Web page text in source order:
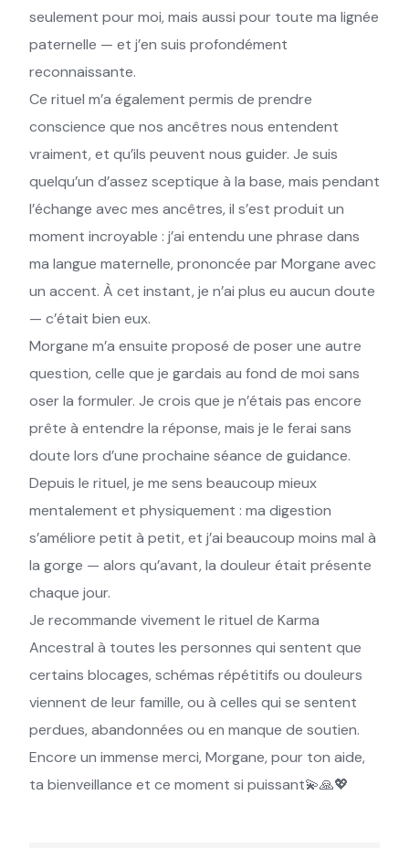
seulement pour moi, mais aussi pour toute ma lignée
paternelle — et j’en suis profondément
reconnaissante.
Ce rituel m’a également permis de prendre
conscience que nos ancêtres nous entendent
vraiment, et qu’ils peuvent nous guider. Je suis
quelqu’un d’assez sceptique à la base, mais pendant
l’échange avec mes ancêtres, il s’est produit un
moment incroyable : j’ai entendu une phrase dans
ma langue maternelle, prononcée par Morgane avec
un accent. À cet instant, je n’ai plus eu aucun doute
— c’était bien eux.
Morgane m’a ensuite proposé de poser une autre
question, celle que je gardais au fond de moi sans
oser la formuler. Je crois que je n’étais pas encore
prête à entendre la réponse, mais je le ferai sans
doute lors d’une prochaine séance de guidance.
Depuis le rituel, je me sens beaucoup mieux
mentalement et physiquement : ma digestion
s’améliore petit à petit, et j’ai beaucoup moins mal à
la gorge — alors qu’avant, la douleur était présente
chaque jour.
Je recommande vivement le rituel de Karma
Ancestral à toutes les personnes qui sentent que
certains blocages, schémas répétitifs ou douleurs
viennent de leur famille, ou à celles qui se sentent
perdues, abandonnées ou en manque de soutien.
Encore un immense merci, Morgane, pour ton aide,
ta bienveillance et ce moment si puissant💫🙏💖